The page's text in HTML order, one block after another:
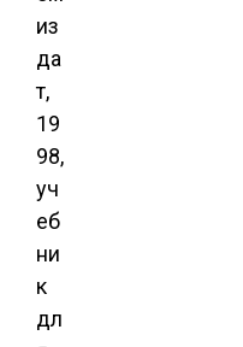
из
да
т,
19
98,
уч
еб
ни
к
дл